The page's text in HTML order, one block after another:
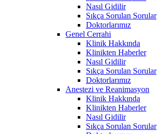
Nasıl Gidilir
Sıkça Sorulan Sorular
Doktorlarımız
Genel Cerrahi
Klinik Hakkında
Klinikten Haberler
Nasıl Gidilir
Sıkça Sorulan Sorular
Doktorlarımız
Anestezi ve Reanimasyon
Klinik Hakkında
Klinikten Haberler
Nasıl Gidilir
Sıkça Sorulan Sorular